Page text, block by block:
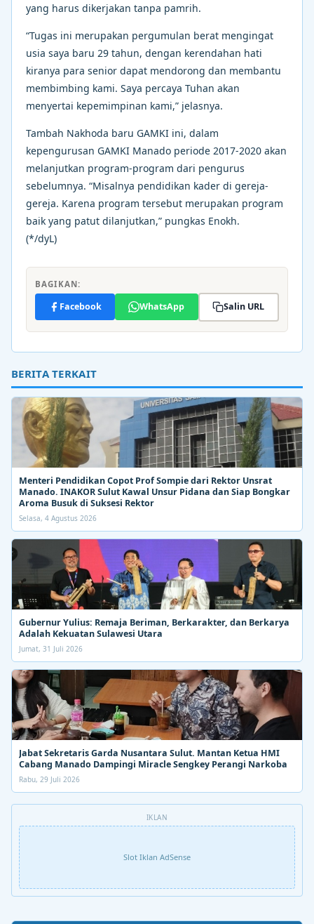
yang harus dikerjakan tanpa pamrih.
“Tugas ini merupakan pergumulan berat mengingat
usia saya baru 29 tahun, dengan kerendahan hati
kiranya para senior dapat mendorong dan membantu
membimbing kami. Saya percaya Tuhan akan
menyertai kepemimpinan kami,” jelasnya.
Tambah Nakhoda baru GAMKI ini, dalam
kepengurusan GAMKI Manado periode 2017-2020 akan
melanjutkan program-program dari pengurus
sebelumnya. “Misalnya pendidikan kader di gereja-
gereja. Karena program tersebut merupakan program
baik yang patut dilanjutkan,” pungkas Enokh.
(*/dyL)
BAGIKAN:
Facebook WhatsApp Salin URL
BERITA TERKAIT
Menteri Pendidikan Copot Prof Sompie dari Rektor Unsrat
Manado. INAKOR Sulut Kawal Unsur Pidana dan Siap Bongkar
Aroma Busuk di Suksesi Rektor
Selasa, 4 Agustus 2026
Gubernur Yulius: Remaja Beriman, Berkarakter, dan Berkarya
Adalah Kekuatan Sulawesi Utara
Jumat, 31 Juli 2026
Jabat Sekretaris Garda Nusantara Sulut. Mantan Ketua HMI
Cabang Manado Dampingi Miracle Sengkey Perangi Narkoba
Rabu, 29 Juli 2026
IKLAN
Slot Iklan AdSense